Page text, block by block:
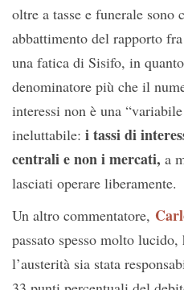
oltre a tasse e funerale sono
abbattimento del rapporto
una fatica di Sisifo, in
denominatore più che il
interessi non è una
ineluttabile: i tassi di
centrali e non i mercati, a
lasciati operare liberamente.
Un altro commentatore,
passato spesso molto
l’austerità sia stata